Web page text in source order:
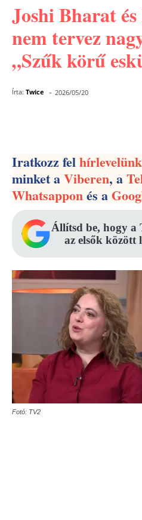
Joshi Bharat
nem tervez
„Szűk körű
Írta: Twice - 2026/05/20
Iratkozz fel
minket aViberen, a
Whatsapponés a
Állítsd be, hogy a
az elsők között
Fotó: TV2